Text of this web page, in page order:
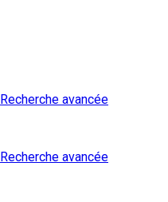
Recherche avancée
Recherche avancée